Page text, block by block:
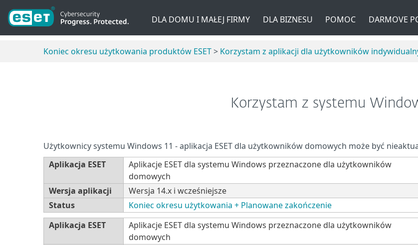
DLA DOMU I MAŁEJ FIRMY DLA BIZNESU POMOC DARMOVE
Koniec okresu użytkowania produktów ESET> Korzystam z aplikacji dla użytkowników
Korzystam z systemu
Użytkownicy systemu Windows 11 - aplikacja ESET dla użytkowników domowych może być
Aplikacja ESET
Aplikacje ESET dla systemu Windows przeznaczone dla użytkowników
domowych
Wersja aplikacji
Wersja 14.x i wcześniejsze
Status
Koniec okresu użytkowania + Planowane zakończenie
Aplikacja ESET
Aplikacje ESET dla systemu Windows przeznaczone dla użytkowników
domowych